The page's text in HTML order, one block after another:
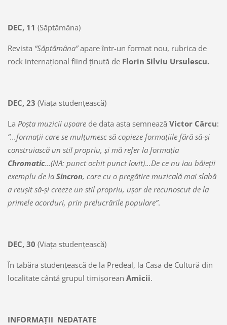
DEC, 11 (Săptămâna)
Revista “Săptămâna”apare într-un format nou, rubrica de
rock internaţional fiind ţinută de Florin Silviu Ursulescu.
DEC, 23 (Viaţa studenţească)
La Poştamuzicii uşoarede data asta semnează Victor Cârcu:
“...formaţii care se mulţumesc să copieze formaţiile fără să-şi
construiască un stil propriu, şi mă refer la formaţia
Chromatic...(NA: punct ochit punct lovit)...De ce nu iau băieţii
exemplu de la Sincron, care cu o pregătire muzicală mai slabă
a reuşit să-şi creeze un stil propriu, uşor de recunoscut de la
primele acorduri, prin prelucrările populare”.
DEC, 30 (Viaţa studenţească)
În tabăra studenţească de la Predeal, la Casa de Cultură din
localitate cântă grupul timişorean Amicii.
INFORMAŢII NEDATATE